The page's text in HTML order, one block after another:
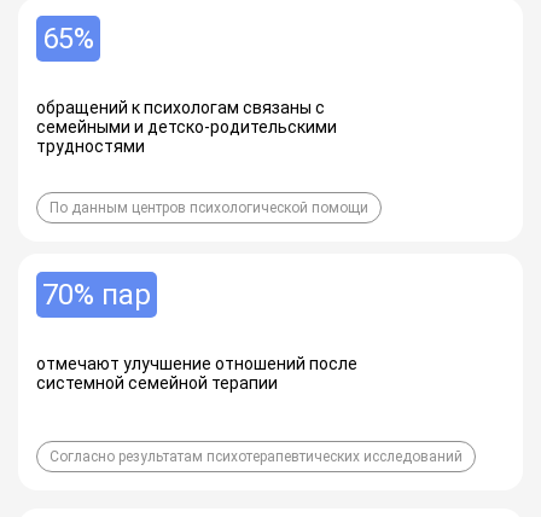
65%
обращений к психологам связаны с
семейными и детско-родительскими
трудностями
По данным центров психологической помощи
70% пар
отмечают улучшение отношений после
системной семейной терапии
Согласно результатам психотерапевтических исследований